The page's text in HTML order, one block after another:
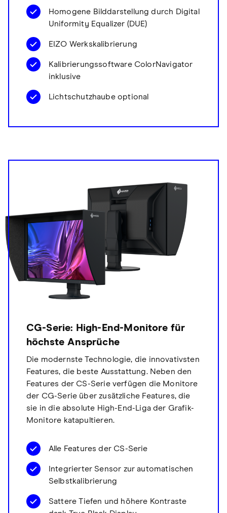
Homogene Bilddarstellung durch Digital
Uniformity Equalizer (DUE)
EIZO Werkskalibrierung
Kalibrierungssoftware ColorNavigator
inklusive
Lichtschutzhaube optional
CG-Serie: High-End-Monitore für
höchste Ansprüche
Die modernste Technologie, die innovativsten
Features, die beste Ausstattung. Neben den
Features der CS-Serie verfügen die Monitore
der CG-Serie über zusätzliche Features, die
sie in die absolute High-End-Liga der Grafik-
Monitore katapultieren.
Alle Features der CS-Serie
Integrierter Sensor zur automatischen
Selbstkalibrierung
Sattere Tiefen und höhere Kontraste